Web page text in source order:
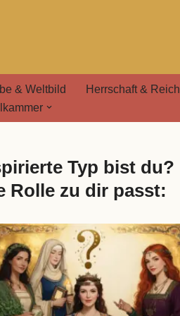
& Weltbild
Herrschaft & Reich
Typ bist du?
Rolle zu dir passt: